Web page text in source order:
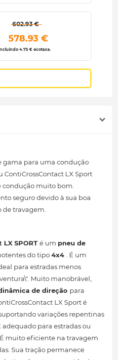
602.93 €
578.93 €
4.75 € ecotaxa.
gama para uma condução
LX Sport
condução muito bom.
seguro devido à sua boa
de travagem.
SPORT é um pneu de
do tipo4x4 . É um
para estradas menos
Muito manobrável,
de direção para
LX Sport é
variações repentinas
adequado para estradas ou
muito eficiente na travagem
Sua tração permanece